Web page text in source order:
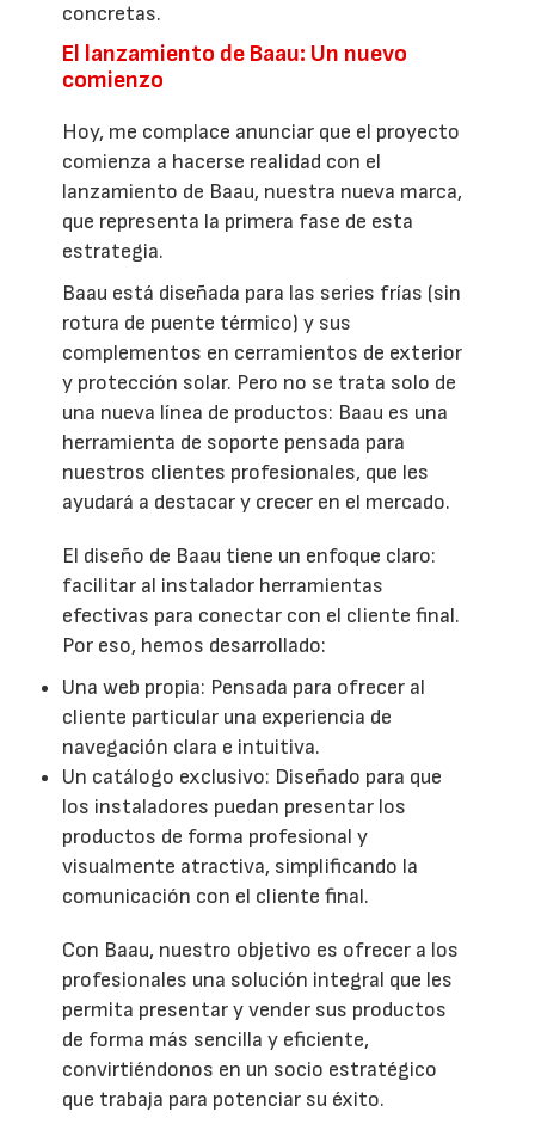
concretas.
El lanzamiento de Baau: Un nuevo
comienzo
Hoy, me complace anunciar que el proyecto
comienza a hacerse realidad con el
lanzamiento de Baau, nuestra nueva marca,
que representa la primera fase de esta
estrategia.
Baau está diseñada para las series frías (sin
rotura de puente térmico) y sus
complementos en cerramientos de exterior
y protección solar. Pero no se trata solo de
una nueva línea de productos: Baau es una
herramienta de soporte pensada para
nuestros clientes profesionales, que les
ayudará a destacar y crecer en el mercado.
El diseño de Baau tiene un enfoque claro:
facilitar al instalador herramientas
efectivas para conectar con el cliente final.
Por eso, hemos desarrollado:
Una web propia: Pensada para ofrecer al
cliente particular una experiencia de
navegación clara e intuitiva.
Un catálogo exclusivo: Diseñado para que
los instaladores puedan presentar los
productos de forma profesional y
visualmente atractiva, simplificando la
comunicación con el cliente final.
Con Baau, nuestro objetivo es ofrecer a los
profesionales una solución integral que les
permita presentar y vender sus productos
de forma más sencilla y eficiente,
convirtiéndonos en un socio estratégico
que trabaja para potenciar su éxito.